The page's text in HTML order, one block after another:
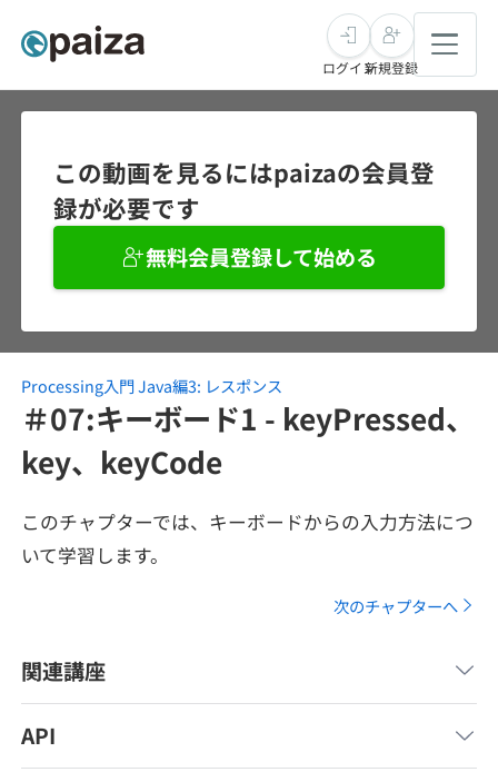
求人検索
インタビュー
転職成功ガイド
転職エージェント
未経験転職
インタビュー
転職成功ガイド
本選考
インターン
新卒エージェント
インタビュー
就活成功ガイド
学習
講座一覧
問題集
4択課題
プラン
スキルチェック
プログラミング言語
SQL
ゲーム・マンガ
メディア
note
ログイン新規登録
この動画を見るにはpaizaの会員登
録が必要です
無料会員登録して始める
Processing入門 Java編3: レスポンス
＃07:キーボード1 - keyPressed、
key、keyCode
このチャプターでは、キーボードからの入力方法につ
いて学習します。
次のチャプターへ
関連講座
API